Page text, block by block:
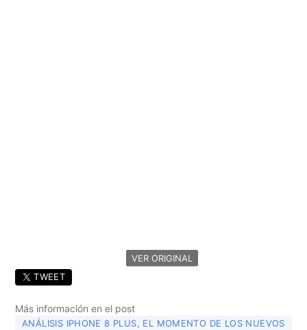
VER ORIGINAL
TWEET
Más información en el post
ANÁLISIS IPHONE 8 PLUS, EL MOMENTO DE LOS NUEVOS